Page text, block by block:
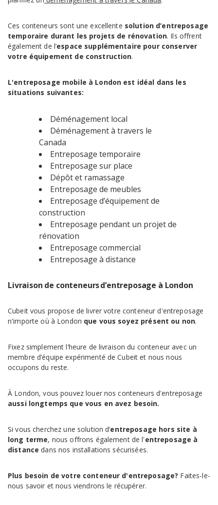
Ces conteneurs sont une excellente solution d’entreposage
temporaire durant les projets de rénovation. Ils offrent
également de l’espace supplémentaire pour conserver
votre équipement de construction.
L'entreposage mobile à London est idéal dans les
situations suivantes:
Déménagement local
Déménagement à travers le
Canada
Entreposage temporaire
Entreposage sur place
Dépôt et ramassage
Entreposage de meubles
Entreposage d’équipement de
construction
Entreposage pendant un projet de
rénovation
Entreposage commercial
Entreposage à distance
Livraison de conteneurs d’entreposage à London
Cubeit vous propose de livrer votre conteneur d'entreposage
n'importe où à London que vous soyez présent ou non.
Fixez simplement l’heure de livraison du conteneur avec un
membre d’équipe expérimenté de Cubeit et nous nous
occupons du reste.
À London, vous pouvez louer nos conteneurs d'entreposage
aussi longtemps que vous en avez besoin.
Si vous cherchez une solution d’entreposage hors site à
long terme, nous offrons également de l'entreposage à
distance dans nos installations sécurisées.
Plus besoin de votre conteneur d'entreposage? Faites-le-
nous savoir et nous viendrons le récupérer.